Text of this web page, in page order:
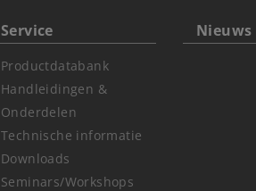
Service
Productdatabank
Handleidingen &
Onderdelen
Technische informatie
Downloads
Seminars/Workshops
Nieuws